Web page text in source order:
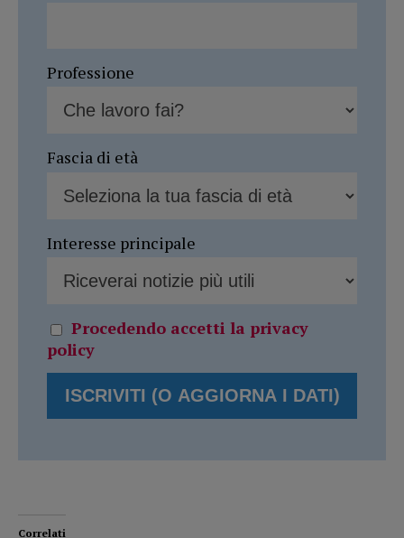
Professione
Fascia di età
Interesse principale
Procedendo accetti la privacy
policy
Correlati